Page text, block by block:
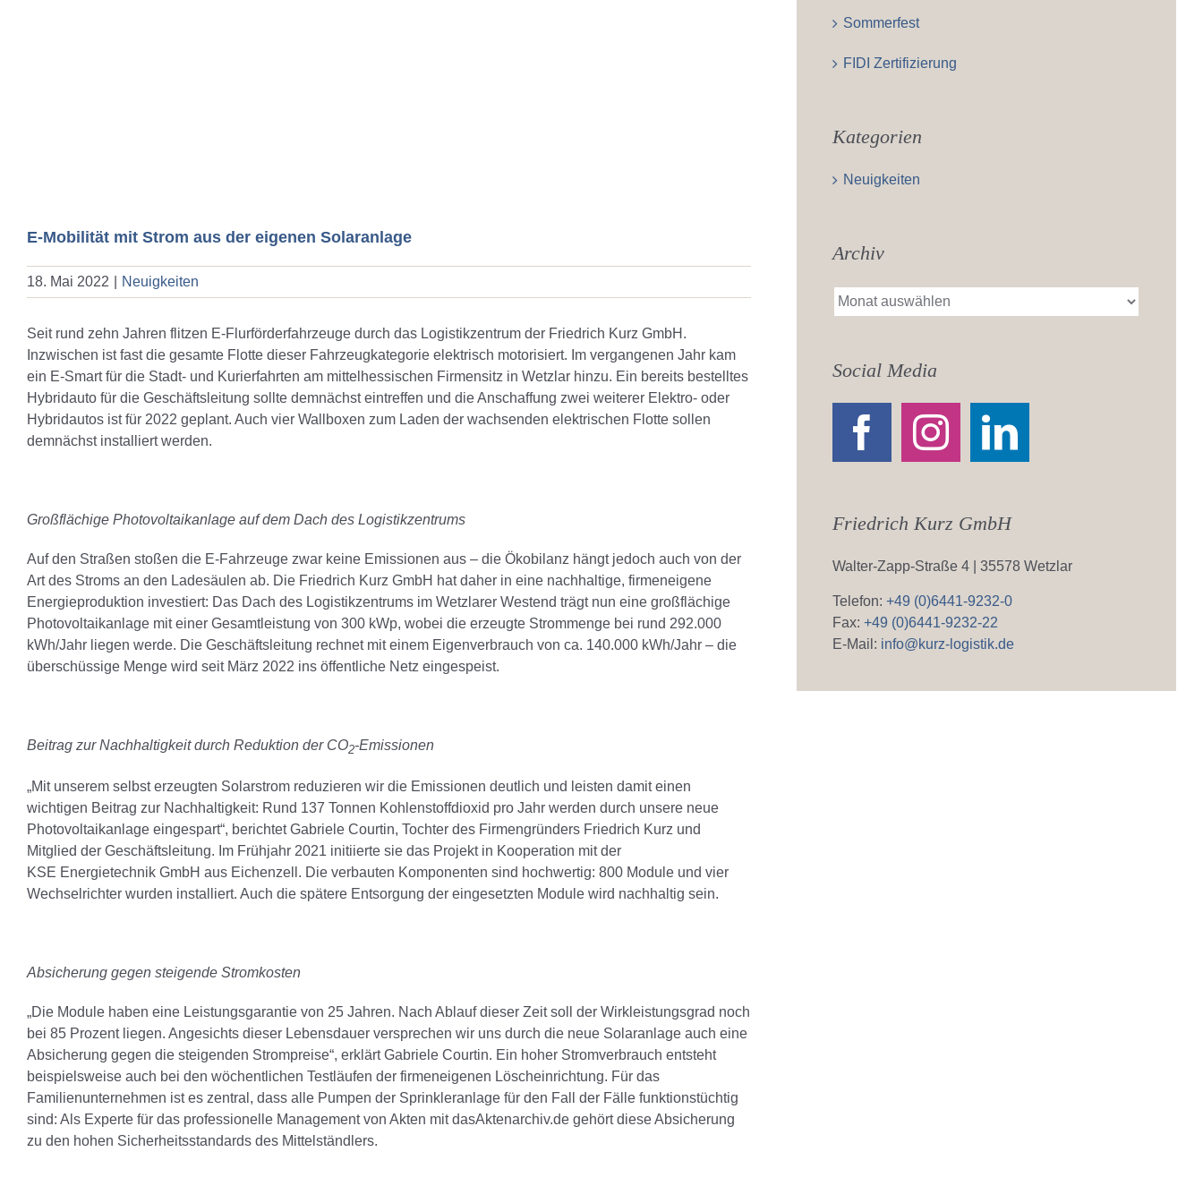
E-Mobilität mit Strom aus der eigenen Solaranlage
18. Mai 2022 Neuigkeiten
Seit rund zehn Jahren flitzen E-Flurförderfahrzeuge durch das Logistikzentrum der Friedrich Kurz GmbH.
Inzwischen ist fast die gesamte Flotte dieser Fahrzeugkategorie elektrisch motorisiert. Im vergangenen Jahr kam
ein E-Smart für die Stadt- und Kurierfahrten am mittelhessischen Firmensitz in Wetzlar hinzu. Ein bereits bestelltes
Hybridauto für die Geschäftsleitung sollte demnächst eintreffen und die Anschaffung zwei weiterer Elektro- oder
Hybridautos ist für 2022 geplant. Auch vier Wallboxen zum Laden der wachsenden elektrischen Flotte sollen
demnächst installiert werden.
Großflächige Photovoltaikanlage auf dem Dach des Logistikzentrums
Auf den Straßen stoßen die E-Fahrzeuge zwar keine Emissionen aus – die Ökobilanz hängt jedoch auch von der
Art des Stroms an den Ladesäulen ab. Die Friedrich Kurz GmbH hat daher in eine nachhaltige, firmeneigene
Energieproduktion investiert: Das Dach des Logistikzentrums im Wetzlarer Westend trägt nun eine großflächige
Photovoltaikanlage mit einer Gesamtleistung von 300 kWp, wobei die erzeugte Strommenge bei rund 292.000
kWh/Jahr liegen werde. Die Geschäftsleitung rechnet mit einem Eigenverbrauch von ca. 140.000 kWh/Jahr – die
überschüssige Menge wird seit März 2022 ins öffentliche Netz eingespeist.
Beitrag zur Nachhaltigkeit durch Reduktion der CO2-Emissionen
„Mit unserem selbst erzeugten Solarstrom reduzieren wir die Emissionen deutlich und leisten damit einen
wichtigen Beitrag zur Nachhaltigkeit: Rund 137 Tonnen Kohlenstoffdioxid pro Jahr werden durch unsere neue
Photovoltaikanlage eingespart“, berichtet Gabriele Courtin, Tochter des Firmengründers Friedrich Kurz und
Mitglied der Geschäftsleitung. Im Frühjahr 2021 initiierte sie das Projekt in Kooperation mit der
KSE Energietechnik GmbH aus Eichenzell. Die verbauten Komponenten sind hochwertig: 800 Module und vier
Wechselrichter wurden installiert. Auch die spätere Entsorgung der eingesetzten Module wird nachhaltig sein.
Absicherung gegen steigende Stromkosten
„Die Module haben eine Leistungsgarantie von 25 Jahren. Nach Ablauf dieser Zeit soll der Wirkleistungsgrad noch
bei 85 Prozent liegen. Angesichts dieser Lebensdauer versprechen wir uns durch die neue Solaranlage auch eine
Absicherung gegen die steigenden Strompreise“, erklärt Gabriele Courtin. Ein hoher Stromverbrauch entsteht
beispielsweise auch bei den wöchentlichen Testläufen der firmeneigenen Löscheinrichtung. Für das
Familienunternehmen ist es zentral, dass alle Pumpen der Sprinkleranlage für den Fall der Fälle funktionstüchtig
sind: Als Experte für das professionelle Management von Akten mit dasAktenarchiv.de gehört diese Absicherung
zu den hohen Sicherheitsstandards des Mittelständlers.
Sommerfest
FIDI Zertifizierung
Kategorien
Neuigkeiten
Archiv
Archiv
Social Media
Friedrich Kurz GmbH
Walter-Zapp-Straße 4 | 35578 Wetzlar
Telefon:+49 (0)6441-9232-0
Fax:+49 (0)6441-9232-22
E-Mail: info@kurz-logistik.de